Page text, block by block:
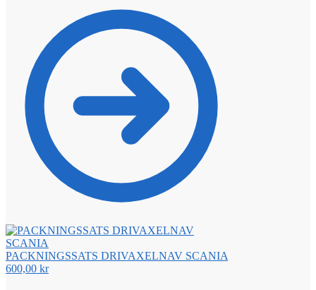
PACKNINGSSATS DRIVAXELNAV SCANIA
600,00 kr